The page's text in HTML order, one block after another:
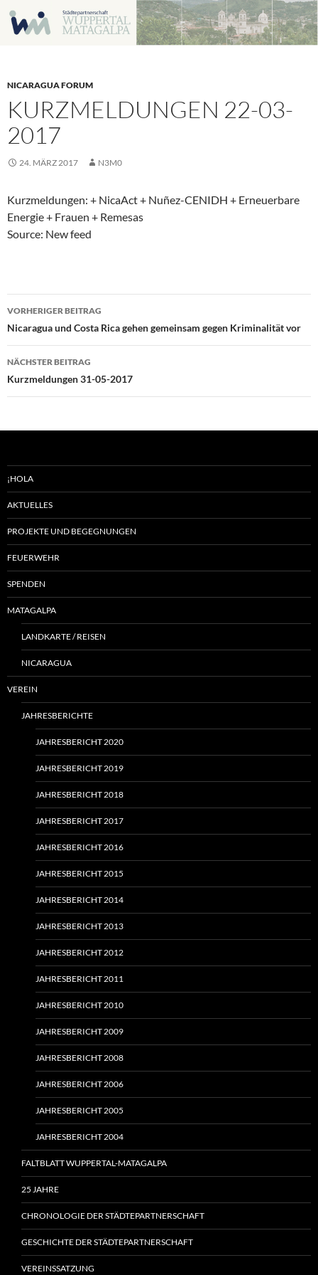
Zum
Inhalt
NICARAGUA FORUM
KURZMELDUNGEN 22-03-
2017
24. MÄRZ 2017 N3M0
Kurzmeldungen: + NicaAct + Nuñez-CENIDH + Erneuerbare
Energie + Frauen + Remesas
Source: New feed
Beitragsnavigation
VORHERIGER BEITRAG
Nicaragua und Costa Rica gehen gemeinsam gegen Kriminalität vor
NÄCHSTER BEITRAG
Kurzmeldungen 31-05-2017
¡HOLA
AKTUELLES
PROJEKTE UND BEGEGNUNGEN
FEUERWEHR
SPENDEN
MATAGALPA
LANDKARTE / REISEN
NICARAGUA
VEREIN
JAHRESBERICHTE
JAHRESBERICHT 2020
JAHRESBERICHT 2019
JAHRESBERICHT 2018
JAHRESBERICHT 2017
JAHRESBERICHT 2016
JAHRESBERICHT 2015
JAHRESBERICHT 2014
JAHRESBERICHT 2013
JAHRESBERICHT 2012
JAHRESBERICHT 2011
JAHRESBERICHT 2010
JAHRESBERICHT 2009
JAHRESBERICHT 2008
JAHRESBERICHT 2006
JAHRESBERICHT 2005
JAHRESBERICHT 2004
FALTBLATT WUPPERTAL-MATAGALPA
25 JAHRE
CHRONOLOGIE DER STÄDTEPARTNERSCHAFT
GESCHICHTE DER STÄDTEPARTNERSCHAFT
VEREINSSATZUNG